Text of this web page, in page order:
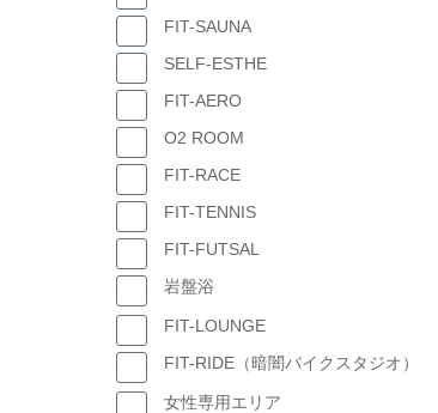
FIT-SAUNA
SELF-ESTHE
FIT-AERO
O2 ROOM
FIT-RACE
FIT-TENNIS
FIT-FUTSAL
岩盤浴
FIT-LOUNGE
FIT-RIDE（暗闇バイクスタジオ）
女性専用エリア